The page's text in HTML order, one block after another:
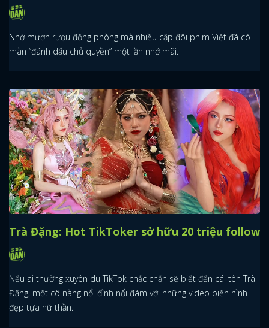
Nhờ mượn rượu động phòng mà nhiều cặp đôi phim Việt đã có
màn “đánh dấu chủ quyền” một lần nhớ mãi.
Trà Đặng: Hot TikToker sở hữu 20 triệu follow
Nếu ai thường xuyên du TikTok chắc chắn sẽ biết đến cái tên Trà
Đặng, một cô nàng nổi đình nổi đám với những video biến hình
đẹp tựa nữ thần.